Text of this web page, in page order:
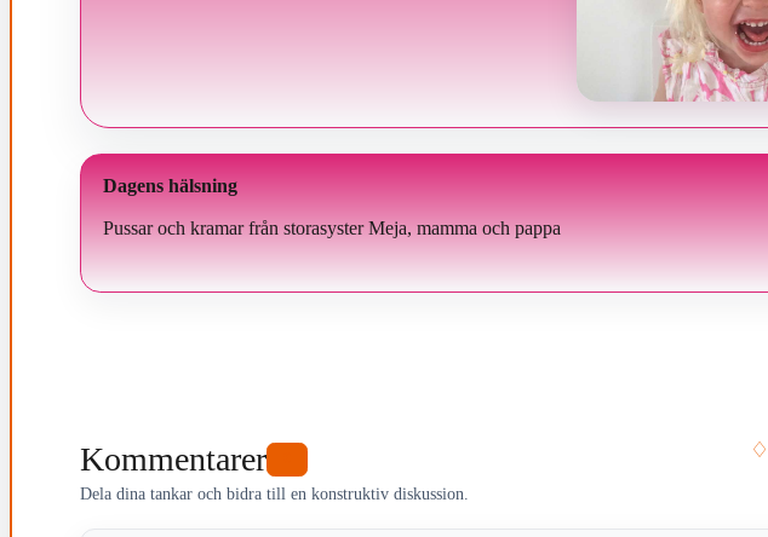
Dagens hälsning
Pussar och kramar från storasyster Meja, mamma och pappa
Kommentarer
Dela dina tankar och bidra till en konstruktiv diskussion.
♢